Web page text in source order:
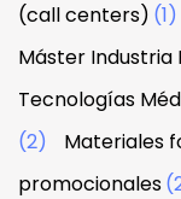
(call centers) (1)
Máster
Tecnologías
(2)
Materiales
promocionales